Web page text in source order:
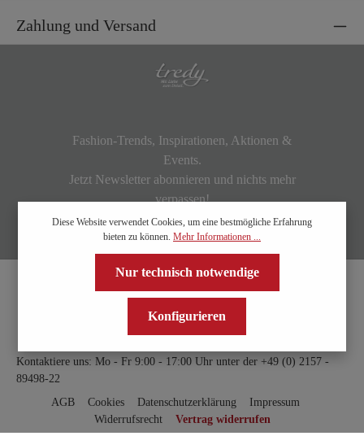
Zahlung und Versand
Fashion-Trends, Inspirationen, Aktionen &
Events.
Jetzt Newsletter abonnieren und nichts mehr
verpassen!
Kontaktiere uns: Mo - Fr 9:00 - 17:00 Uhr unter der +49 (0) 2157 -
89498-22
AGB
Cookies Datenschutzerklärung
Impressum
Widerrufsrecht
Vertrag widerrufen
Diese Website verwendet Cookies, um eine bestmögliche Erfahrung
bieten zu können. Mehr Informationen ...
Nur technisch notwendige
Konfigurieren